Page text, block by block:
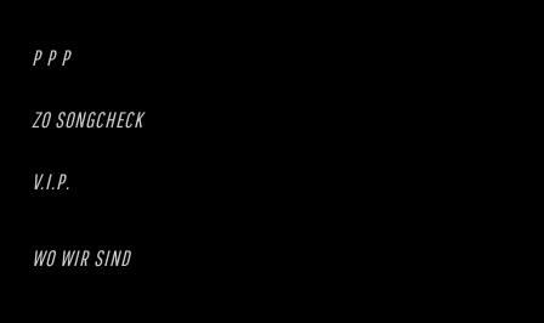
P P P
ZO SONGCHECK
V.I.P.
WO WIR SIND